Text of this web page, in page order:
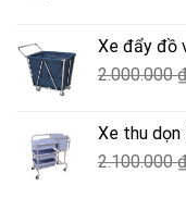
Xe đẩy đồ
2.000.000₫
Xe thu
2.100.000₫